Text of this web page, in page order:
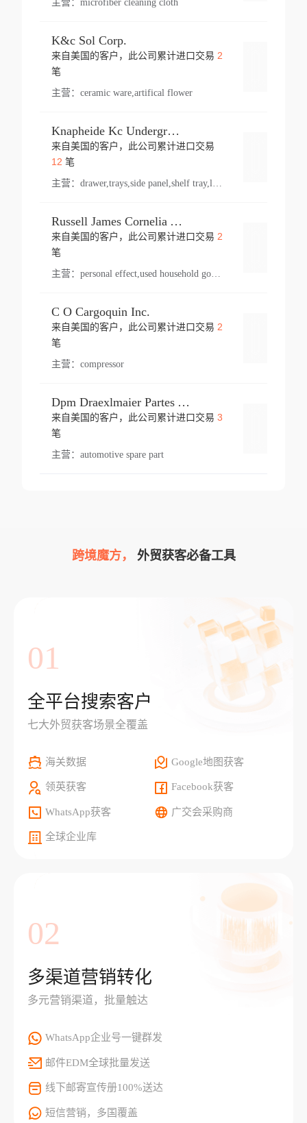
主营： microfiber cleaning cloth
K&c Sol Corp.
来自美国的客户，此公司累计进口交易 2
笔
主营： ceramic ware,artifical flower
Knapheide Kc Underground
来自美国的客户，此公司累计进口交易
12 笔
主营：
Russell James Cornelia Arlington Va
来自美国的客户，此公司累计进口交易 2
笔
主营： personal effect,used household goods
C O Cargoquin Inc.
来自美国的客户，此公司累计进口交易 2
笔
主营： compressor
Dpm Draexlmaier Partes Automotrices Corr Ind Huejotzingo
来自美国的客户，此公司累计进口交易 3
笔
主营： automotive spare part
跨境魔方， 外贸获客必备工具
01
全平台搜索客户
七大外贸获客场景全覆盖
海关数据 Google地图获客
领英获客 Facebook获客
WhatsApp获客 广交会采购商
全球企业库
02
多渠道营销转化
多元营销渠道，批量触达
WhatsApp企业号一键群发
邮件EDM全球批量发送
线下邮寄宣传册100%送达
短信营销，多国覆盖